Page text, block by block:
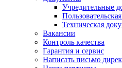
Учредительные
Техническая
Вакансии
Контроль качества
Гарантия и сервис
Написать письмо